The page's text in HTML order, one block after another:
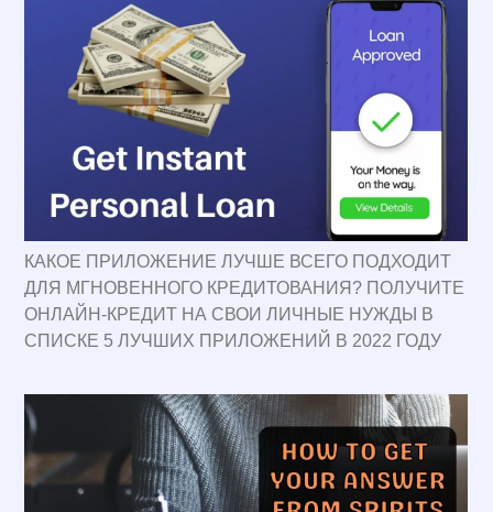
КАКОЕ ПРИЛОЖЕНИЕ ЛУЧШЕ ВСЕГО ПОДХОДИТ
ДЛЯ МГНОВЕННОГО КРЕДИТОВАНИЯ? ПОЛУЧИТЕ
ОНЛАЙН-КРЕДИТ НА СВОИ ЛИЧНЫЕ НУЖДЫ В
СПИСКЕ 5 ЛУЧШИХ ПРИЛОЖЕНИЙ В 2022 ГОДУ